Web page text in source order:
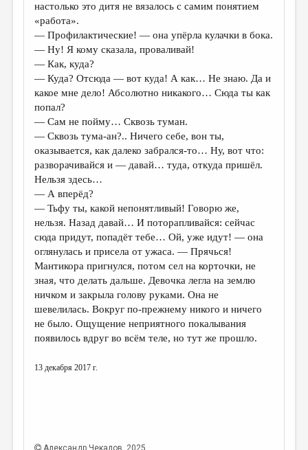
настолько это дитя не вязалось с самим понятием
«работа».
— Профилактические! — она упёрла кулачки в бока.
— Ну! Я кому сказала, проваливай!
— Как, куда?
— Куда? Отсюда — вот куда! А как… Не знаю. Да и
какое мне дело! Абсолютно никакого… Сюда ты как
попал?
— Сам не пойму… Сквозь туман.
— Сквозь тума-ан?.. Ничего себе, вон ты,
оказывается, как далеко забрался-то… Ну, вот что:
разворачивайся и — давай… туда, откуда пришёл.
Нельзя здесь…
— А вперёд?
— Тьфу ты, какой непонятливый! Говорю же,
нельзя. Назад давай… И поторапливайся: сейчас
сюда придут, попадёт тебе… Ой, уже идут! — она
оглянулась и присела от ужаса. — Прячься!
Мантикора пригнулся, потом сел на корточки, не
зная, что делать дальше. Девочка легла на землю
ничком и закрыла голову руками. Она не
шевелилась. Вокруг по-прежнему никого и ничего
не было. Ощущение неприятного покалывания
появилось вдруг во всём теле, но тут же прошло.
13 декабря 2017 г.
Александр Чекалов, 2025